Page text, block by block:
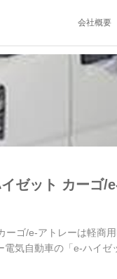
会社概要
イゼット カーゴ
ーゴ/e-アトレーは軽商
気自動車の「e-ハイ